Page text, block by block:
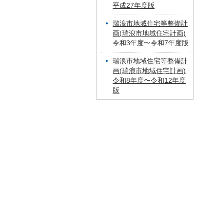
平成27年度版
瑞浪市地域住宅等整備計
画(瑞浪市地域住宅計画)
令和3年度〜令和7年度版
瑞浪市地域住宅等整備計
画(瑞浪市地域住宅計画)
令和8年度〜令和12年度
版